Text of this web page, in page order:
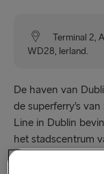
Terminal 2,
WD28, Ierland.
De haven van
de superferry’s
Line in Dublin
het stadscentrum
hoofdwegen die